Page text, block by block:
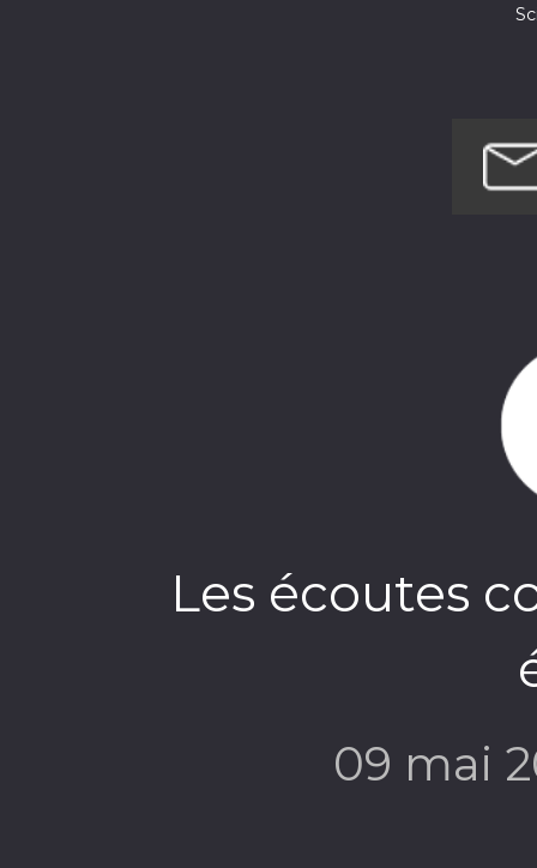
Les écoutes
09 mai